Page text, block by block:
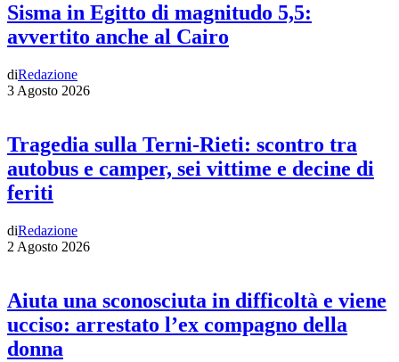
Sisma in Egitto di magnitudo 5,5:
avvertito anche al Cairo
diRedazione
3 Agosto 2026
Tragedia sulla Terni-Rieti: scontro tra
autobus e camper, sei vittime e decine di
feriti
diRedazione
2 Agosto 2026
Aiuta una sconosciuta in difficoltà e viene
ucciso: arrestato l’ex compagno della
donna